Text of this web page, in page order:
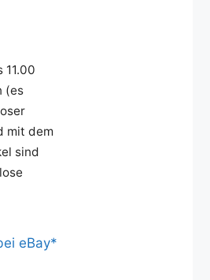
(es
mit dem
sind
eBay*